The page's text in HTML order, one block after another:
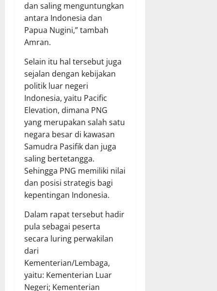
dan saling menguntungkan
antara Indonesia dan
Papua Nugini,” tambah
Amran.
Selain itu hal tersebut juga
sejalan dengan kebijakan
politik luar negeri
Indonesia, yaitu Pacific
Elevation, dimana PNG
yang merupakan salah satu
negara besar di kawasan
Samudra Pasifik dan juga
saling bertetangga.
Sehingga PNG memiliki nilai
dan posisi strategis bagi
kepentingan Indonesia.
Dalam rapat tersebut hadir
pula sebagai peserta
secara luring perwakilan
dari
Kementerian/Lembaga,
yaitu: Kementerian Luar
Negeri; Kementerian